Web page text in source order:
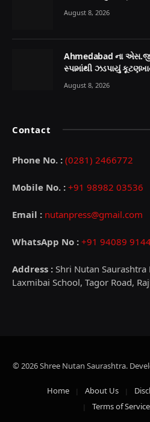
August 8, 2026
Ahmedabad ના
સ્પામાંથી ઝડપાયું
August 8, 2026
Contact
Phone No. : (0281) 2466772
Mobile No. : +91 98982 03536
Email : nutanpress@gmail.com
WhatsApp No : +91 94089
Address : Shri Nutan Saurashtra
Laxmibai School, Tagor Road,
© 2026 Shree Nutan Saurashtra.
Home About Us
Terms of Service